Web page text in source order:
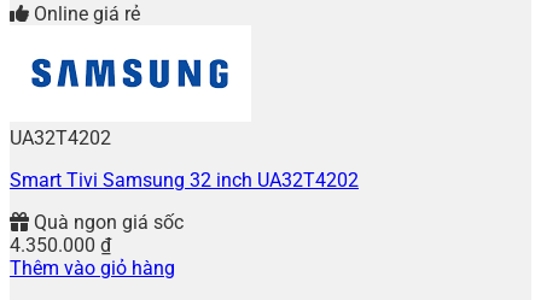
Online giá rẻ
UA32T4202
Smart Tivi Samsung 32 inch UA32T4202
Quà ngon giá sốc
4.350.000 ₫
Thêm vào giỏ hàng